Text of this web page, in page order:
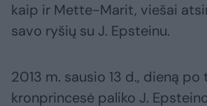
kaip ir Mette-Marit, viešai
savo ryšių su J. Epsteinu.
2013 m. sausio 13 d., dieną po
kronprincesė paliko J.